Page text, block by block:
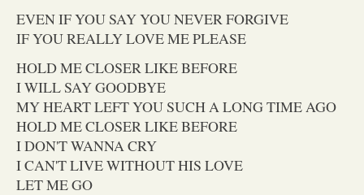
EVEN IF YOU SAY YOU NEVER FORGIVE
IF YOU REALLY LOVE ME PLEASE
HOLD ME CLOSER LIKE BEFORE
I WILL SAY GOODBYE
MY HEART LEFT YOU SUCH A LONG TIME AGO
HOLD ME CLOSER LIKE BEFORE
I DON'T WANNA CRY
I CAN'T LIVE WITHOUT HIS LOVE
LET ME GO